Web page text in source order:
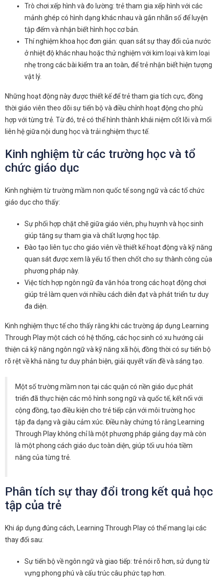
Trò chơi xếp hình và đo lường: trẻ tham gia xếp hình với các
mảnh ghép có hình dạng khác nhau và gắn nhãn số để luyện
tập đếm và nhận biết hình học cơ bản.
Thí nghiệm khoa học đơn giản: quan sát sự thay đổi của nước
ở nhiệt độ khác nhau hoặc thử nghiệm với kim loại và kim loại
nhẹ trong các bài kiểm tra an toàn, để trẻ nhận biết hiện tượng
vật lý.
Những hoạt động này được thiết kế để trẻ tham gia tích cực, đồng
thời giáo viên theo dõi sự tiến bộ và điều chỉnh hoạt động cho phù
hợp với từng trẻ. Từ đó, trẻ có thể hình thành khái niệm cốt lõi và mối
liên hệ giữa nội dung học và trải nghiệm thực tế.
Kinh nghiệm từ các trường học và tổ
chức giáo dục
Kinh nghiệm từ trường mầm non quốc tế song ngữ và các tổ chức
giáo dục cho thấy:
Sự phối hợp chặt chẽ giữa giáo viên, phụ huynh và học sinh
giúp tăng sự tham gia và chất lượng học tập.
Đào tạo liên tục cho giáo viên về thiết kế hoạt động và kỹ năng
quan sát được xem là yếu tố then chốt cho sự thành công của
phương pháp này.
Việc tích hợp ngôn ngữ đa văn hóa trong các hoạt động chơi
giúp trẻ làm quen với nhiều cách diễn đạt và phát triển tư duy
đa diện.
Kinh nghiệm thực tế cho thấy rằng khi các trường áp dụng Learning
Through Play một cách có hệ thống, các học sinh có xu hướng cải
thiện cả kỹ năng ngôn ngữ và kỹ năng xã hội, đồng thời có sự tiến bộ
rõ rệt về khả năng tư duy phản biện, giải quyết vấn đề và sáng tạo.
Một số trường mầm non tại các quận có nền giáo dục phát
triển đã thực hiện các mô hình song ngữ và quốc tế, kết nối với
cộng đồng, tạo điều kiện cho trẻ tiếp cận với môi trường học
tập đa dạng và giàu cảm xúc. Điều này chứng tỏ rằng Learning
Through Play không chỉ là một phương pháp giảng dạy mà còn
là một phong cách giáo dục toàn diện, giúp tối ưu hóa tiềm
năng của từng trẻ.
Phân tích sự thay đổi trong kết quả học
tập của trẻ
Khi áp dụng đúng cách, Learning Through Play có thể mang lại các
thay đổi sau:
Sự tiến bộ về ngôn ngữ và giao tiếp: trẻ nói rõ hơn, sử dụng từ
vựng phong phú và cấu trúc câu phức tạp hơn.